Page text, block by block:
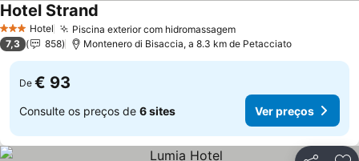
3 EstrelasHotel Piscina exterior com hidromassagemVer preços
Hotel Strand
7,3 858 Montenero di Bisaccia, a 8.3 km de Petacciato
De € 93
Consulte os preços de 6 sites Ver preços